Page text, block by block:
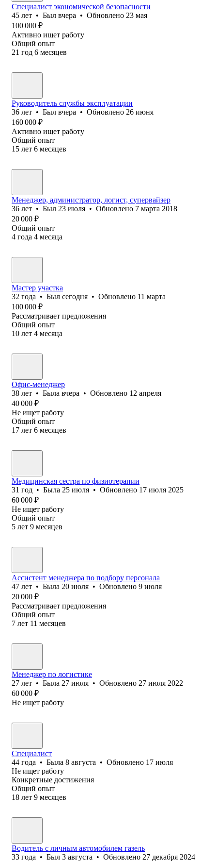
Специалист экономической безопасности
45 лет • Был вчера • Обновлено 23 мая
100 000 ₽
Активно ищет работу
Общий опыт
21 год 6 месяцев
Руководитель службы эксплуатации
36 лет • Был вчера • Обновлено 26 июня
160 000 ₽
Активно ищет работу
Общий опыт
15 лет 6 месяцев
Менеджер, администратор, логист, супервайзер
36 лет • Был 23 июля • Обновлено 7 марта 2018
20 000 ₽
Общий опыт
4 года 4 месяца
Мастер участка
32 года • Был сегодня • Обновлено 11 марта
100 000 ₽
Рассматривает предложения
Общий опыт
10 лет 4 месяца
Офис-менеджер
38 лет • Была вчера • Обновлено 12 апреля
40 000 ₽
Не ищет работу
Общий опыт
17 лет 6 месяцев
Медицинская сестра по физиотерапии
31 год • Была 25 июля • Обновлено 17 июля 2025
60 000 ₽
Не ищет работу
Общий опыт
5 лет 9 месяцев
Ассистент менеджера по подбору персонала
47 лет • Была 20 июля • Обновлено 9 июля
20 000 ₽
Рассматривает предложения
Общий опыт
7 лет 11 месяцев
Менеджер по логистике
27 лет • Была 27 июля • Обновлено 27 июля 2022
60 000 ₽
Не ищет работу
Специалист
44 года • Была 8 августа • Обновлено 17 июля
Не ищет работу
Конкретные достижения
Общий опыт
18 лет 9 месяцев
Водитель с личным автомобилем газель
33 года • Был 3 августа • Обновлено 27 декабря 2024